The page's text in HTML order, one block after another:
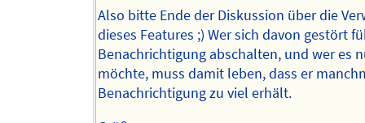
Also bitte Ende der Diskussion über die
dieses Features ;) Wer sich davon gestört
Benachrichtigung abschalten, und wer es
möchte, muss damit leben, dass er
Benachrichtigung zu viel erhält.